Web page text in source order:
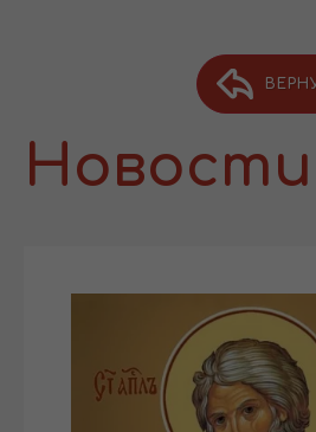
Новости